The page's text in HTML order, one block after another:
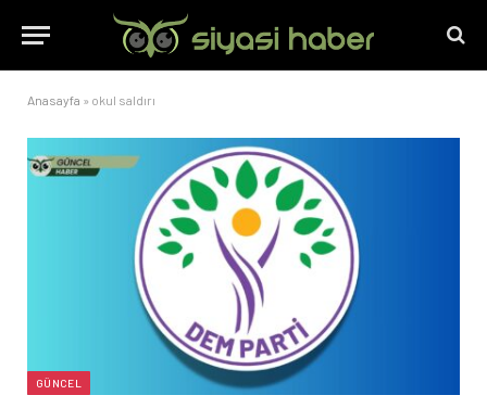
Anasayfa » okul saldırı
GÜNCEL